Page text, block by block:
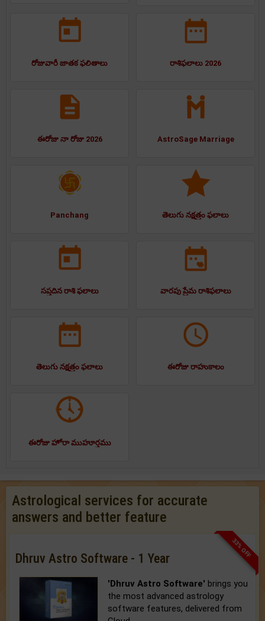
రోజువారీ జాతక ఫలితాలు రాశిఫలాలు 2026
ఈరోజు నా రోజు 2026 AstroSage Marriage
Panchang తెలుగు నక్షత్రం ఫలాలు
సప్తదిన రాశి ఫలాలు వారపు ప్రేమ రాశిఫలాలు
తెలుగు నక్షత్రం ఫలాలు ఈరోజు రాహుకాలం
ఈరోజు హోరా ముహూర్తము
Astrological services for accurate
answers and better feature
33% OFF
Dhruv Astro Software - 1 Year
'Dhruv Astro Software' brings you
the most advanced astrology
software features, delivered from